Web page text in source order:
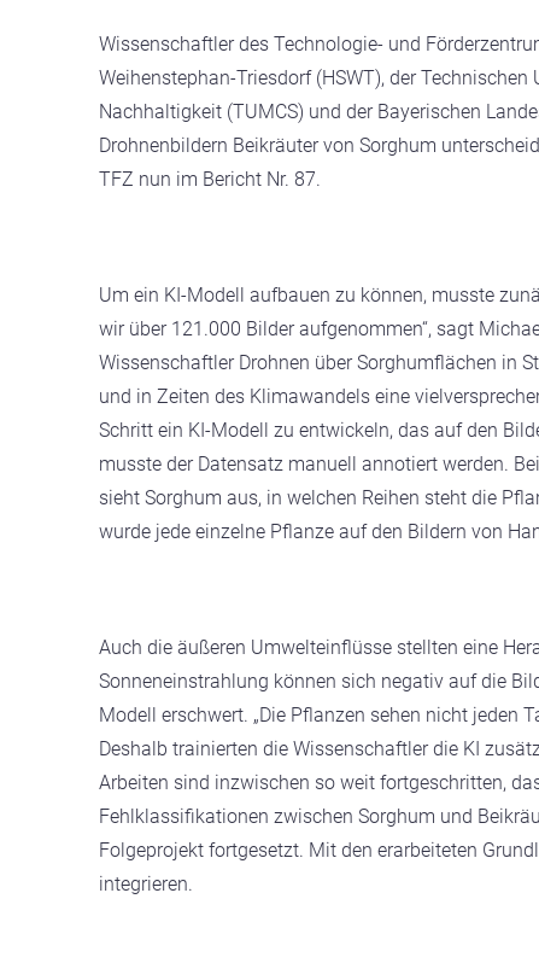
Wissenschaftler des Technologie- und
Weihenstephan-Triesdorf (HSWT), der
Nachhaltigkeit (TUMCS) und der Bayerischen
Drohnenbildern Beikräuter von Sorghum
TFZ nun im Bericht Nr. 87.
Um ein KI-Modell aufbauen zu können, musste
wir über 121.000 Bilder aufgenommen“, sagt
Wissenschaftler Drohnen über Sorghumflächen in
und in Zeiten des Klimawandels eine
Schritt ein KI-Modell zu entwickeln, das auf den
musste der Datensatz manuell annotiert werden.
sieht Sorghum aus, in welchen Reihen steht die
wurde jede einzelne Pflanze auf den Bildern von
Auch die äußeren Umwelteinflüsse stellten eine
Sonneneinstrahlung können sich negativ auf die
Modell erschwert. „Die Pflanzen sehen nicht jeden
Deshalb trainierten die Wissenschaftler die KI
Arbeiten sind inzwischen so weit fortgeschritten,
Fehlklassifikationen zwischen Sorghum und
Folgeprojekt fortgesetzt. Mit den erarbeiteten
integrieren.